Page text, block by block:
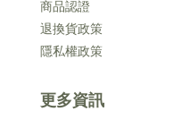
商品認證
退換貨政策
隱私權政策
更多資訊